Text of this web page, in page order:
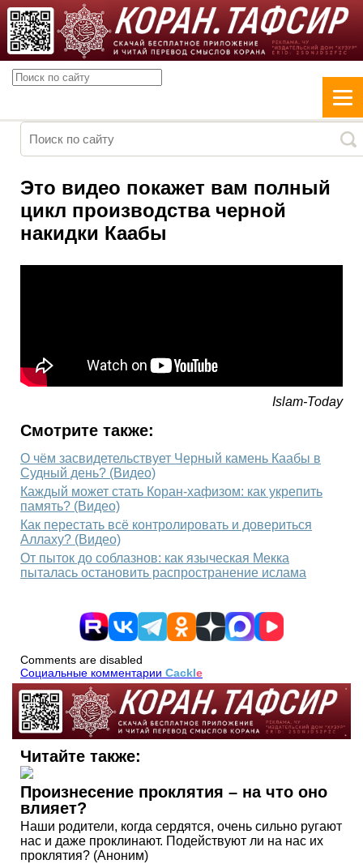
Это видео покажет вам полный
цикл производства черной
накидки Каабы
Islam-Today
Смотрите также:
О чём засвидетельствует Черный камень Каабы в
Судный день? (Видео)
Каждый может стать Коран-хафизом: как укрепить
память? (Видео)
Как перестать всё контролировать и довериться
Аллаху? (Видео)
От пыток до соблазнов: как языческая Мекка
пыталась остановить распространение ислама
Comments are disabled
Социальные комментарии Cackle
Читайте также:
Произнесение проклятия – на что оно
влияет?
Наши родители, когда сердятся, очень сильно ругают
нас и даже проклинают. Подействуют ли на нас их
проклятия? (Аноним)